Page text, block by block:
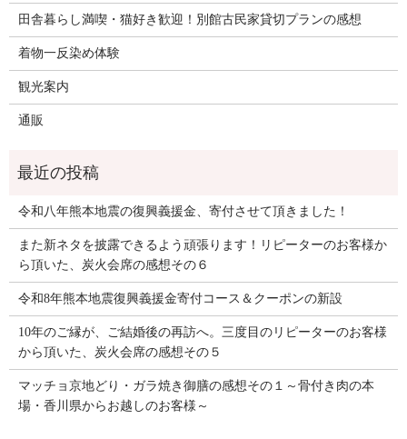
田舎暮らし満喫・猫好き歓迎！別館古民家貸切プランの感想
着物一反染め体験
観光案内
通販
令和八年熊本地震の復興義援金、寄付させて頂きました！
また新ネタを披露できるよう頑張ります！リピーターのお客様か
ら頂いた、炭火会席の感想その６
令和8年熊本地震復興義援金寄付コース＆クーポンの新設
10年のご縁が、ご結婚後の再訪へ。三度目のリピーターのお客様
から頂いた、炭火会席の感想その５
マッチョ京地どり・ガラ焼き御膳の感想その１～骨付き肉の本
場・香川県からお越しのお客様～